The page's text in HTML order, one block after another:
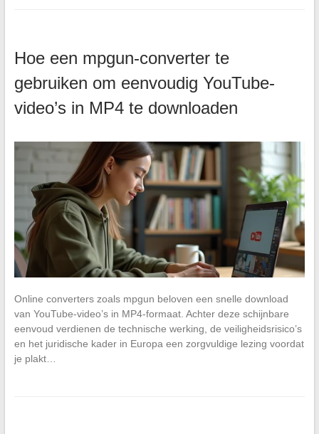
Hoe een mpgun-converter te
gebruiken om eenvoudig YouTube-
video’s in MP4 te downloaden
Online converters zoals mpgun beloven een snelle download
van YouTube-video’s in MP4-formaat. Achter deze schijnbare
eenvoud verdienen de technische werking, de veiligheidsrisico’s
en het juridische kader in Europa een zorgvuldige lezing voordat
je plakt…